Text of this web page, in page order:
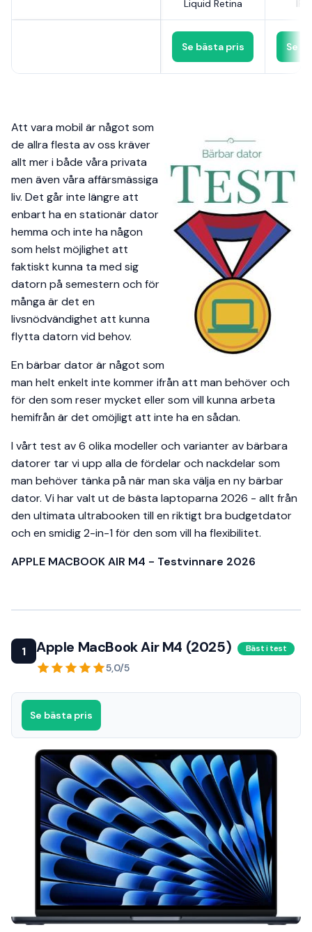
Liquid Retina
Se bästa pris Se
Att vara mobil är något som
de allra flesta av oss kräver
allt mer i både våra privata
men även våra affärsmässiga
liv. Det går inte längre att
enbart ha en stationär dator
hemma och inte ha någon
som helst möjlighet att
faktiskt kunna ta med sig
datorn på semestern och för
många är det en
livsnödvändighet att kunna
flytta datorn vid behov.
En bärbar dator är något som
man helt enkelt inte kommer ifrån att man behöver och
för den som reser mycket eller som vill kunna arbeta
hemifrån är det omöjligt att inte ha en sådan.
I vårt test av 6 olika modeller och varianter av bärbara
datorer tar vi upp alla de fördelar och nackdelar som
man behöver tänka på när man ska välja en ny bärbar
dator. Vi har valt ut de bästa laptoparna 2026 - allt från
den ultimata ultrabooken till en riktigt bra budgetdator
och en smidig 2-in-1 för den som vill ha flexibilitet.
APPLE MACBOOK AIR M4 - Testvinnare 2026
1 Apple MacBook Air M4 (2025) Bäst i test
5,0/5
Se bästa pris